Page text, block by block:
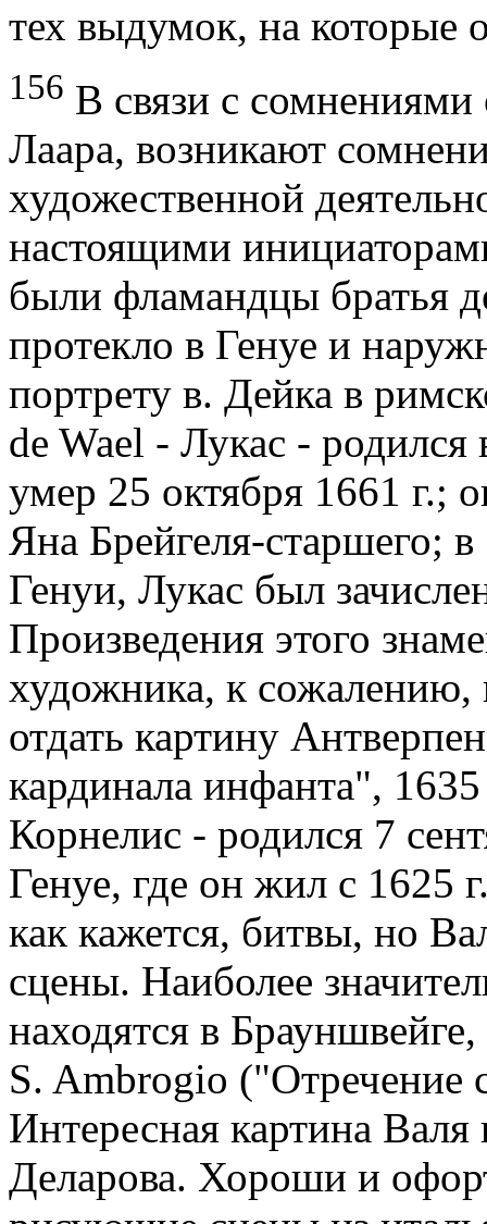
тех выдумок, на которые
156 В связи с
Лаара, возникают
художественной
настоящими
были фламандцы братья
протекло в Генуе и
портрету в. Дейка в
de Wael - Лукас -
умер 25 октября 1661 г.;
Яна Брейгеля-старшего;
Генуи, Лукас был
Произведения этого
художника, к сожалению,
отдать картину
кардинала инфанта",
Корнелис - родился 7
Генуе, где он жил с 1625
как кажется, битвы, но
сцены. Наиболее
находятся в
S. Ambrogio ("Отречение
Интересная картина
Деларова. Хороши и